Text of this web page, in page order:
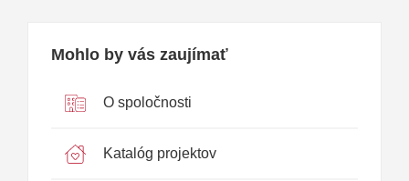
Mohlo by vás zaujímať
O spoločnosti
Katalóg projektov